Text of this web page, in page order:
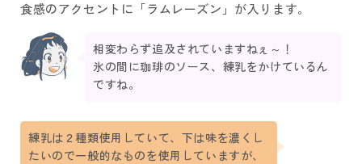
食感のアクセントに「ラムレーズン」が入ります。
相変わらず追及されていますねぇ～！
氷の間に珈琲のソース、練乳をかけているん
ですね。
練乳は２種類使用していて、下は味を濃くし
たいので一般的なものを使用していますが、